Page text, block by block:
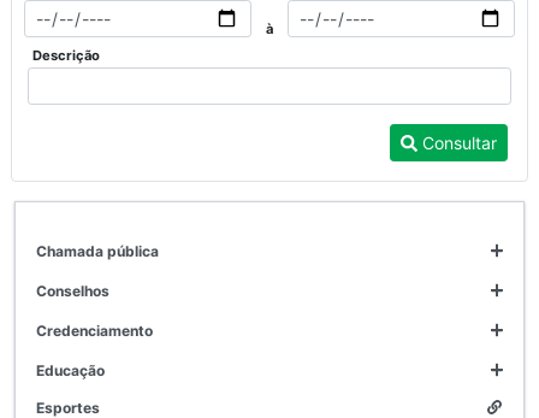
à
Descrição
Consultar
chamada pública
conselhos
credenciamento
educação
esportes